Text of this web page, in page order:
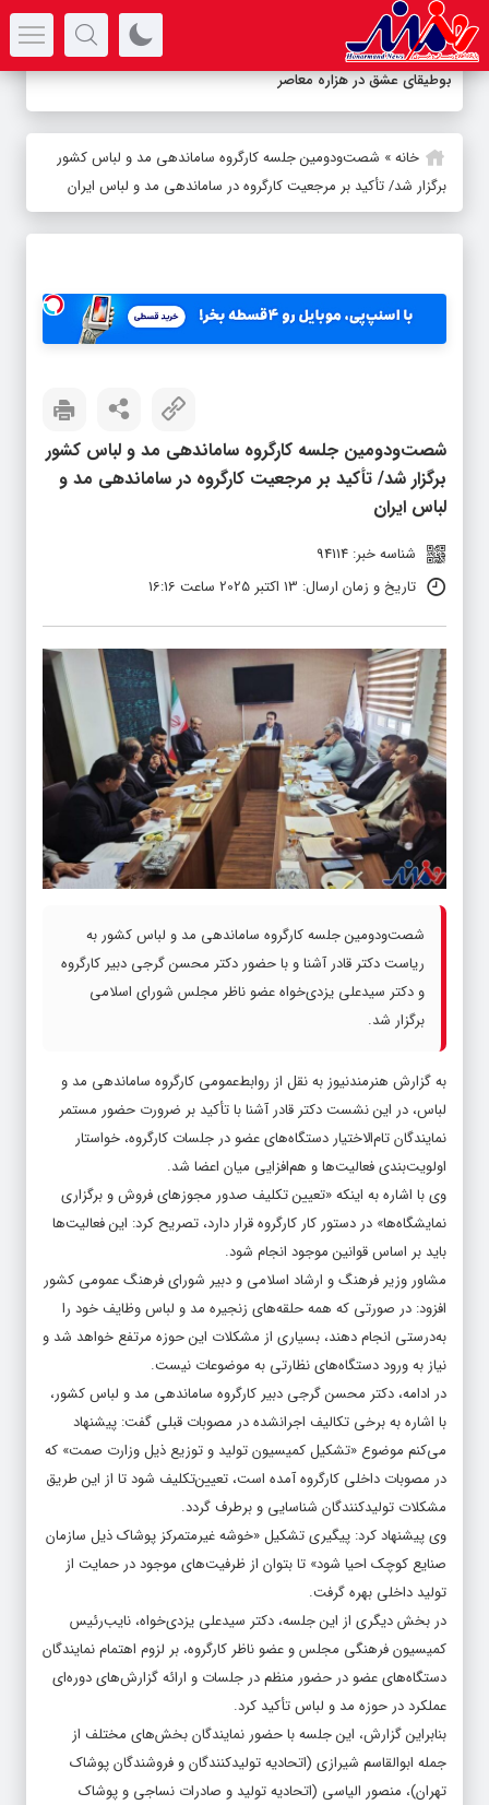
بوطیقای عشق در هزاره معاصر
خانه» شصت‌ودومین جلسه کارگروه ساماندهی مد و لباس کشور
برگزار شد/ تأکید بر مرجعیت کارگروه در ساماندهی مد و لباس ایران
شصت‌ودومین جلسه کارگروه ساماندهی مد و لباس کشور
برگزار شد/ تأکید بر مرجعیت کارگروه در ساماندهی مد و
لباس ایران
شناسه خبر: 94114
تاریخ و زمان ارسال: 13 اکتبر 2025 ساعت 16:16
شصت‌ودومین جلسه کارگروه ساماندهی مد و لباس کشور به
ریاست دکتر قادر آشنا و با حضور دکتر محسن گرجی دبیر کارگروه
و دکتر سیدعلی یزدی‌خواه عضو ناظر مجلس شورای اسلامی
برگزار شد.
به گزارش هنرمندنیوز به نقل از روابط‌عمومی کارگروه ساماندهی مد و
لباس، در این نشست دکتر قادر آشنا با تأکید بر ضرورت حضور مستمر
نمایندگان تام‌الاختیار دستگاه‌های عضو در جلسات کارگروه، خواستار
اولویت‌بندی فعالیت‌ها و هم‌افزایی میان اعضا شد.
وی با اشاره به اینکه «تعیین تکلیف صدور مجوزهای فروش و برگزاری
نمایشگاه‌ها» در دستور کار کارگروه قرار دارد، تصریح کرد: این فعالیت‌ها
باید بر اساس قوانین موجود انجام شود.
مشاور وزیر فرهنگ و ارشاد اسلامی و دبیر شورای فرهنگ عمومی کشور
افزود: در صورتی که همه حلقه‌های زنجیره مد و لباس وظایف خود را
به‌درستی انجام دهند، بسیاری از مشکلات این حوزه مرتفع خواهد شد و
نیاز به ورود دستگاه‌های نظارتی به موضوعات نیست.
در ادامه، دکتر محسن گرجی دبیر کارگروه ساماندهی مد و لباس کشور،
با اشاره به برخی تکالیف اجرانشده در مصوبات قبلی گفت: پیشنهاد
می‌کنم موضوع «تشکیل کمیسیون تولید و توزیع ذیل وزارت صمت» که
در مصوبات داخلی کارگروه آمده است، تعیین‌تکلیف شود تا از این طریق
مشکلات تولیدکنندگان شناسایی و برطرف گردد.
وی پیشنهاد کرد: پیگیری تشکیل «خوشه غیرمتمرکز پوشاک ذیل سازمان
صنایع کوچک احیا شود» تا بتوان از ظرفیت‌های موجود در حمایت از
تولید داخلی بهره گرفت.
در بخش دیگری از این جلسه، دکتر سیدعلی یزدی‌خواه، نایب‌رئیس
کمیسیون فرهنگی مجلس و عضو ناظر کارگروه، بر لزوم اهتمام نمایندگان
دستگاه‌های عضو در حضور منظم در جلسات و ارائه گزارش‌های دوره‌ای
عملکرد در حوزه مد و لباس تأکید کرد.
بنابراین گزارش، این جلسه با حضور نمایندگان بخش‌های مختلف از
جمله ابوالقاسم شیرازی (اتحادیه تولیدکنندگان و فروشندگان پوشاک
تهران)، منصور الیاسی (اتحادیه تولید و صادرات نساجی و پوشاک